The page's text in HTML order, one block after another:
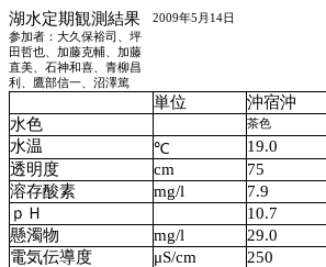
湖水定期観測結果
2009年5月14日
参加者：大久保裕司、坪
田哲也、加藤克輔、加藤
直美、石神和喜、青柳昌
利、鷹部信一、沼澤篤
単位 沖宿沖
水色
茶色
水温 ℃ 19.0
透明度
cm 75
溶存酸素
mg/l 7.9
ｐＨ
10.7
懸濁物
mg/l 29.0
電気伝導度
μS/cm 250